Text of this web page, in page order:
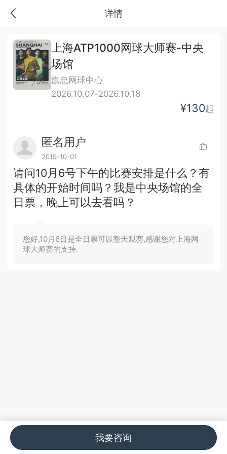
详情
上海ATP1000网球大师赛-中央
场馆
旗忠网球中心
2026.10.07-2026.10.18
¥130起
匿名用户
2019-10-01
请问10月6号下午的比赛安排是什么？有
具体的开始时间吗？我是中央场馆的全
日票，晚上可以去看吗？
您好,10月6日是全日票可以整天观赛,感谢您对上海网
球大师赛的支持.
我要咨询